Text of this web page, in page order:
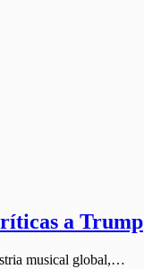
a Trump
musical global,…